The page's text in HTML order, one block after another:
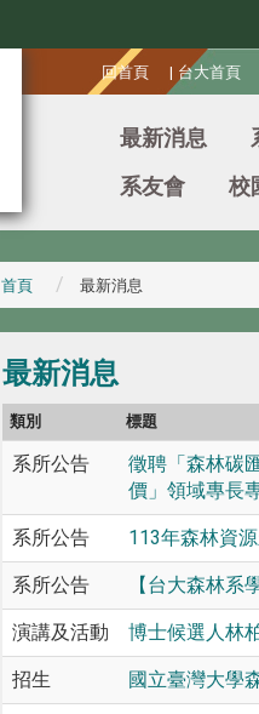
回首頁 | 台大首頁
最新消息
系友會
校
首頁 最新消息
最新消息
類別 標題
系所公告
徵聘「森林碳
價」領域專長
系所公告 113年森林資
系所公告 【台大森林系
演講及活動 博士候選人林
招生 國立臺灣大學